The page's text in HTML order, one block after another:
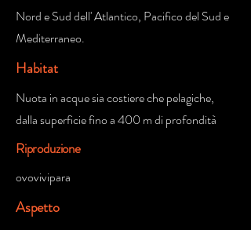
Nord e Sud dell' Atlantico, Pacifico del Sud e
Mediterraneo.
Habitat
Nuota in acque sia costiere che pelagiche,
dalla superficie fino a 400 m di profondità
Riproduzione
ovovivipara
Aspetto